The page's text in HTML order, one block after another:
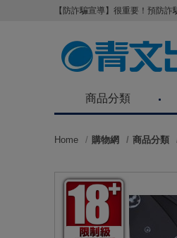
【防詐騙宣導】很重要！預防
商品分類
Home 購物網 商品分類